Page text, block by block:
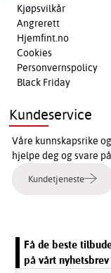
Kjøpsvilkår
Angrerett
Hjemfint.no
Cookies
Personvernspolicy
Black Friday
Kundeservice
Våre kunnskapsrike
hjelpe deg og svare
Kundetjeneste
Få de beste
på vårt